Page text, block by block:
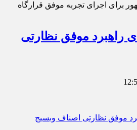
برای اجرای تجربه موفق قرارگاه
راهبرد موفق نظارتی